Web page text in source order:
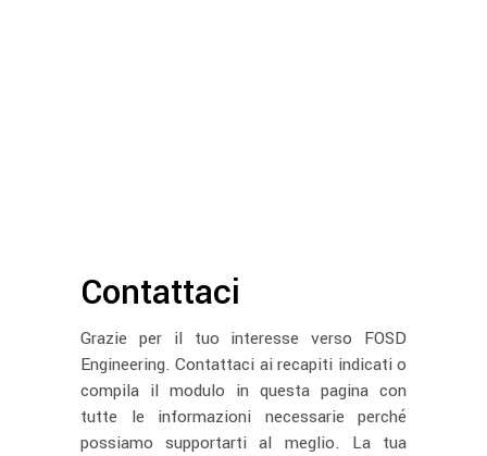
Contattaci
Grazie per il tuo interesse verso FOSD
Engineering. Contattaci ai recapiti indicati o
compila il modulo in questa pagina con
tutte le informazioni necessarie perché
possiamo supportarti al meglio. La tua